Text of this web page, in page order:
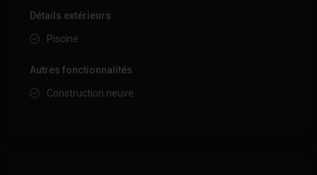
Détails extérieurs
Piscine
Autres fonctionnalités
Construction neuve